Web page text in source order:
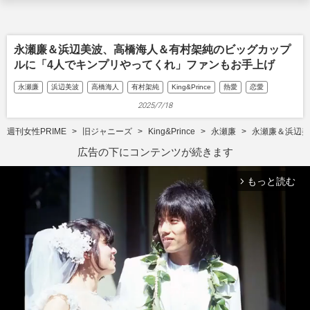
永瀬廉＆浜辺美波、高橋海人＆有村架純のビッグカップ
ルに「4人でキンプリやってくれ」ファンもお手上げ
永瀬廉 浜辺美波 高橋海人 有村架純 King&Prince 熱愛 恋愛
2025/7/18
週刊女性PRIME 旧ジャニーズ King&Prince 永瀬廉 永瀬廉＆浜辺
広告の下にコンテンツが続きます
arrow_forward_ios もっと読む